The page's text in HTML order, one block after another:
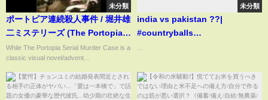
未分類
ポートピア連続殺人事件 / 堀井雄
二ミステリーズ (The Portopia
Serial Murder Case) Mobile
bgm (?) - Track 05
While The Portopia Serial Murder Case is a
classic visual novel/advent...
未分類
india vs pakistan ??|
#countryballs